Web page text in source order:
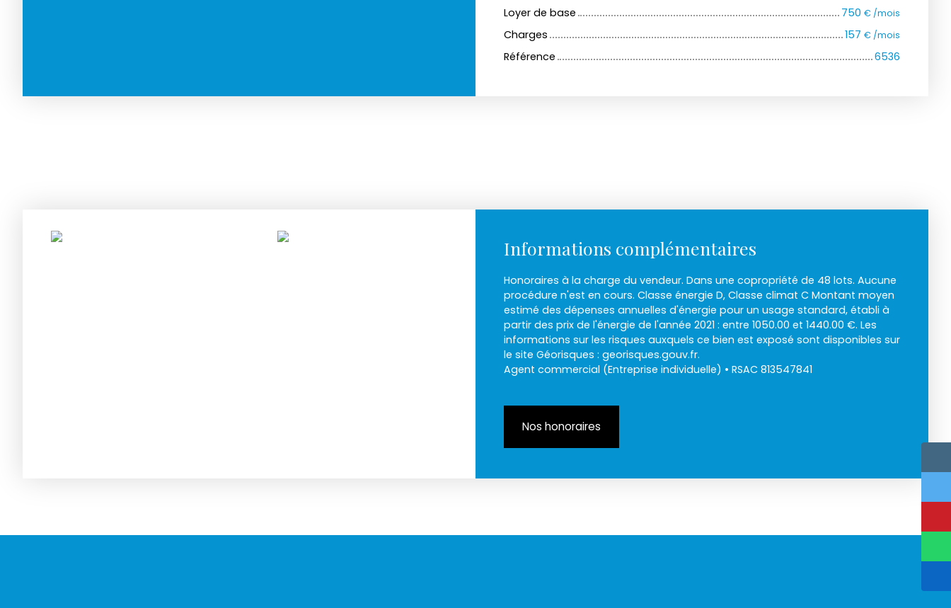
Loyer de base
750 € /mois
Charges 157 € /mois
Référence 6536
Informations complémentaires
Honoraires à la charge du vendeur. Dans une copropriété de 48 lots. Aucune
procédure n'est en cours. Classe énergie D, Classe climat C Montant moyen
estimé des dépenses annuelles d'énergie pour un usage standard, établi à
partir des prix de l'énergie de l'année 2021 : entre 1050.00 et 1440.00 €. Les
informations sur les risques auxquels ce bien est exposé sont disponibles sur
le site Géorisques : georisques.gouv.fr.
Agent commercial (Entreprise individuelle) • RSAC 813547841
Nos honoraires